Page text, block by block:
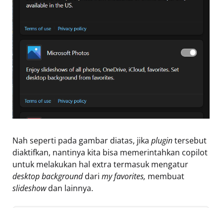
Nah seperti pada gambar diatas, jika plugintersebut
diaktifkan, nantinya kita bisa memerintahkan copilot
untuk melakukan hal extra termasuk mengatur
desktop backgrounddari my favorites, membuat
slideshowdan lainnya.